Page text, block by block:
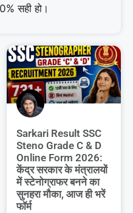
सही हो।
Sarkari Result SSC
Steno Grade C & D
Online Form 2026:
केंद्र सरकार के मंत्रालयों
में स्टेनोग्राफर बनने का
सुनहरा मौका, आज ही भरें
फॉर्म